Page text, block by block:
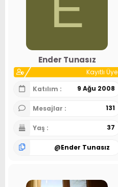
Ender Tunasız
Kayıtlı Üye
Katılım
9 Ağu 2008
Mesajlar 131
Yaş 37
@Ender Tunasız